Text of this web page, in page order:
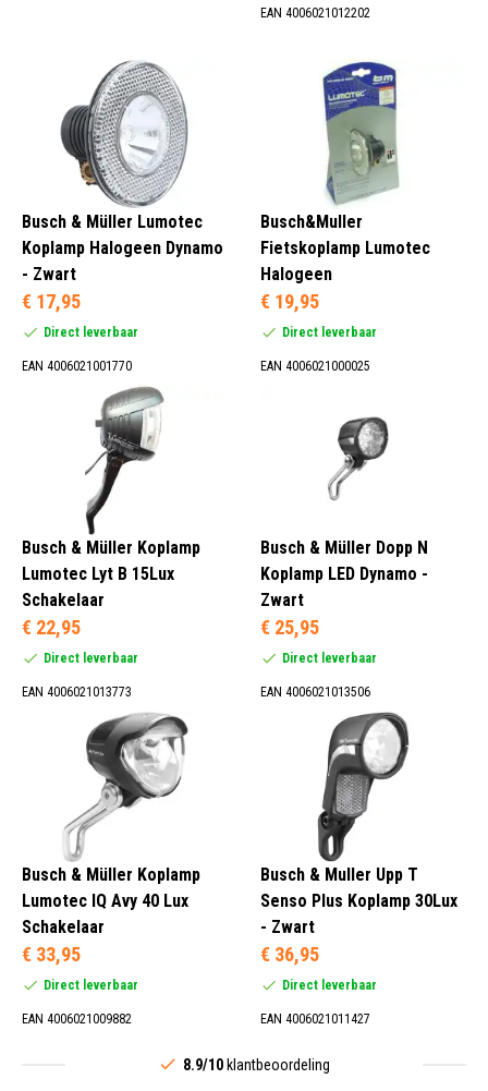
EAN 4006021012202
Busch & Müller Lumotec
Koplamp Halogeen Dynamo
- Zwart
€ 17,95
Direct leverbaar
EAN 4006021001770
Busch&Muller
Fietskoplamp Lumotec
Halogeen
€ 19,95
Direct leverbaar
EAN 4006021000025
Busch & Müller Koplamp
Lumotec Lyt B 15Lux
Schakelaar
€ 22,95
Direct leverbaar
EAN 4006021013773
Busch & Müller Dopp N
Koplamp LED Dynamo -
Zwart
€ 25,95
Direct leverbaar
EAN 4006021013506
Busch & Müller Koplamp
Lumotec IQ Avy 40 Lux
Schakelaar
€ 33,95
Direct leverbaar
EAN 4006021009882
Busch & Muller Upp T
Senso Plus Koplamp 30Lux
- Zwart
€ 36,95
Direct leverbaar
EAN 4006021011427
8.9/10 klantbeoordeling